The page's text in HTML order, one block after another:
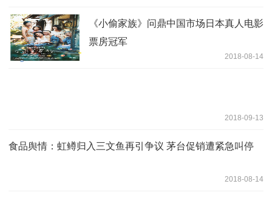
《小偷家族》问鼎中国市场日本真人电影
票房冠军
2018-08-14
2018-09-13
食品舆情：虹鳟归入三文鱼再引争议 茅台促销遭紧急叫停
2018-08-14